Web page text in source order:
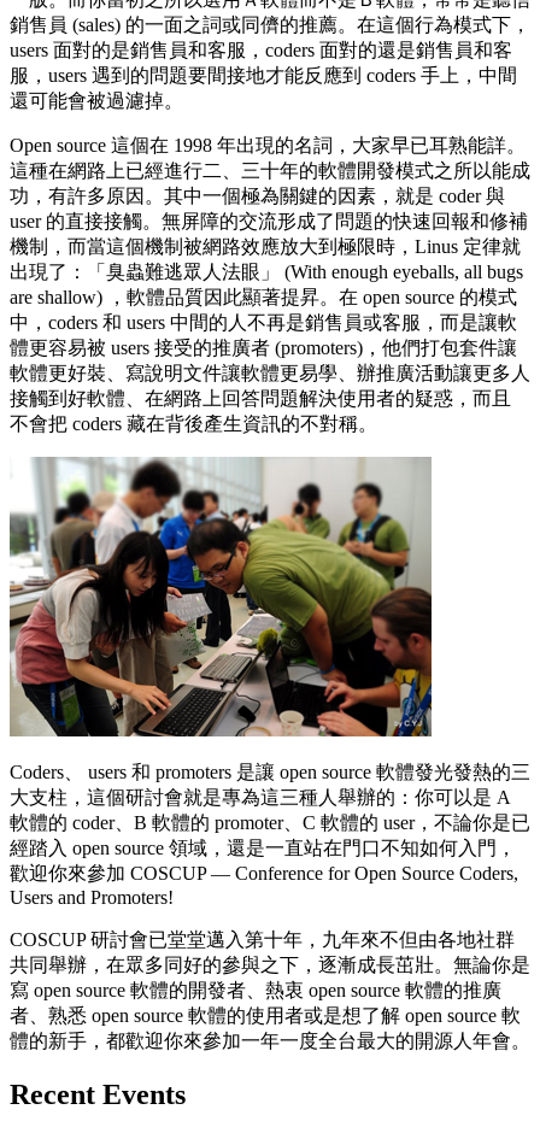
銷售員 (sales) 的一面之詞或同儕的推薦。在這個行為模式下，
users 面對的是銷售員和客服，coders 面對的還是銷售員和客
服，users 遇到的問題要間接地才能反應到 coders 手上，中間
還可能會被過濾掉。
Open source 這個在 1998 年出現的名詞，大家早已耳熟能詳。
這種在網路上已經進行二、三十年的軟體開發模式之所以能成
功，有許多原因。其中一個極為關鍵的因素，就是 coder 與
user 的直接接觸。無屏障的交流形成了問題的快速回報和修補
機制，而當這個機制被網路效應放大到極限時，Linus 定律就
出現了：「臭蟲難逃眾人法眼」 (With enough eyeballs, all bugs
are shallow) ，軟體品質因此顯著提昇。在 open source 的模式
中，coders 和 users 中間的人不再是銷售員或客服，而是讓軟
體更容易被 users 接受的推廣者 (promoters)，他們打包套件讓
軟體更好裝、寫說明文件讓軟體更易學、辦推廣活動讓更多人
接觸到好軟體、在網路上回答問題解決使用者的疑惑，而且
不會把 coders 藏在背後產生資訊的不對稱。
Coders、 users 和 promoters 是讓 open source 軟體發光發熱的三
大支柱，這個研討會就是專為這三種人舉辦的：你可以是 A
軟體的 coder、B 軟體的 promoter、C 軟體的 user，不論你是已
經踏入 open source 領域，還是一直站在門口不知如何入門，
歡迎你來參加 COSCUP — Conference for Open Source Coders,
Users and Promoters!
COSCUP 研討會已堂堂邁入第十年，九年來不但由各地社群
共同舉辦，在眾多同好的參與之下，逐漸成長茁壯。無論你是
寫 open source 軟體的開發者、熱衷 open source 軟體的推廣
者、熟悉 open source 軟體的使用者或是想了解 open source 軟
體的新手，都歡迎你來參加一年一度全台最大的開源人年會。
Recent Events